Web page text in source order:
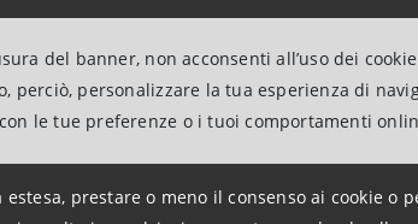
del banner, non acconsenti all’uso dei
perciò, personalizzare la tua esperienza di
le tue preferenze o i tuoi comportamenti
prestare o meno il consenso ai cookie o
di specifici target in ambito ESG
l’impegno del Gruppo Intesa Sanpaolo nel